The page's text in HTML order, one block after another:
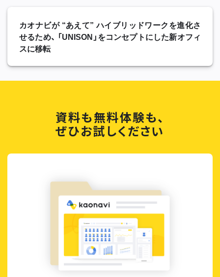
カオナビが “あえて” ハイブリッドワークを進化さ
せるため、 「UNISON」をコンセプトにした新オフィ
スに移転
資料も無料体験も、
ぜひお試しください